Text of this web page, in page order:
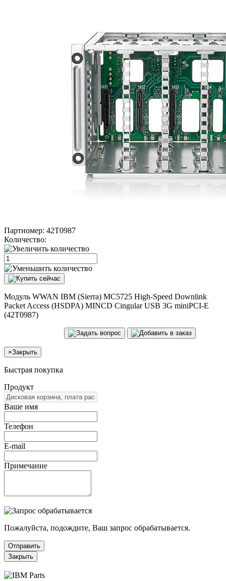
Партномер: 42T0987
Количество:
Модуль WWAN IBM (Sierra) MC5725 High-Speed Downlink
Packet Access (HSDPA) MINCD Cingular USB 3G miniPCI-E
(42T0987)
×Закрыть
Быстрая покупка
Продукт
Ваше имя
Телефон
E-mail
Примечание
Пожалуйста, подождите, Ваш запрос обрабатывается.
Отправить
Закрыть